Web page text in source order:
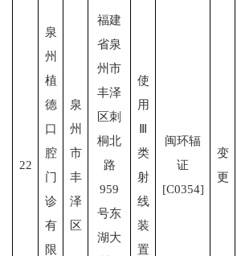
22
泉
州
植
德
口
腔
门
诊
有
限
泉
州
市
丰
泽
区
福建
省泉
州市
丰泽
区刺
桐北
路
959
号东
湖大
使
用
Ⅲ
类
射
线
装
置
闽环辐
证
[C0354]
变
更